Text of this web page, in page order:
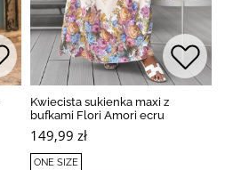
Kwiecista sukienka maxi z
bufkami Flori Amori ecru
149,99 zł
ONE SIZE